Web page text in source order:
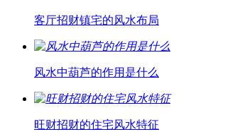
客厅招财镇宅的风水布局
风水中葫芦的作用是什么
旺财招财的住宅风水特征